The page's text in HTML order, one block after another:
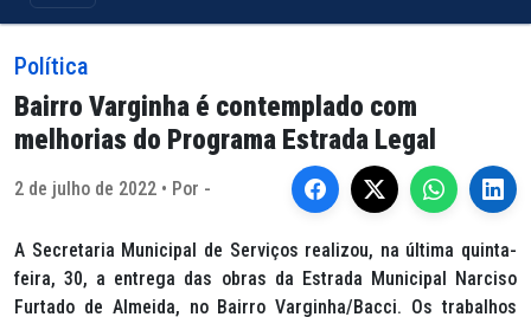
Política
Bairro Varginha é contemplado com
melhorias do Programa Estrada Legal
2 de julho de 2022 • Por -
A Secretaria Municipal de Serviços realizou, na última quinta-
feira, 30, a entrega das obras da Estrada Municipal Narciso
Furtado de Almeida, no Bairro Varginha/Bacci. Os trabalhos